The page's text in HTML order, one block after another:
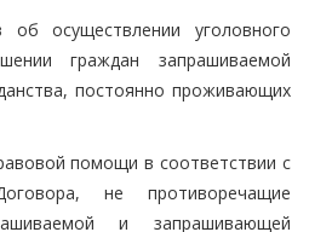
об осуществлении уголовного
граждан запрашиваемой
постоянно проживающих
помощи в соответствии с
не противоречащие
и запрашивающей